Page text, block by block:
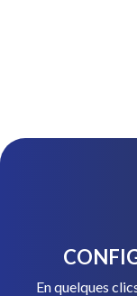
En quelques